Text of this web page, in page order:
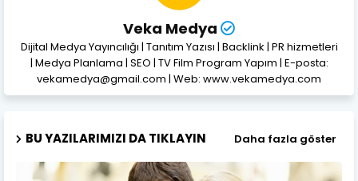
Veka Medya
Dijital Medya Yayıncılığı | Tanıtım Yazısı | Backlink | PR hizmetleri
| Medya Planlama | SEO | TV Film Program Yapım | E-posta:
vekamedya@gmail.com | Web: www.vekamedya.com
BU YAZILARIMIZI DA TIKLAYIN Daha fazla göster